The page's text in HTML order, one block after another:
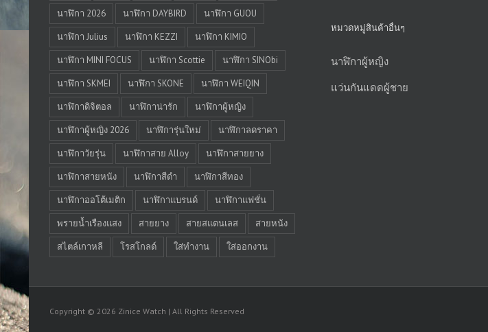
นาฬิกา 2026
นาฬิกา DAYBIRD
นาฬิกา GUOU
นาฬิกา Julius
นาฬิกา KEZZI
นาฬิกา KIMIO
นาฬิกา MINI FOCUS
นาฬิกา Scottie
นาฬิกา SINObi
นาฬิกา SKMEI
นาฬิกา SKONE
นาฬิกา WEIQIN
นาฬิกาดิจิตอล
นาฬิกาน่ารัก
นาฬิกาผู้หญิง
นาฬิกาผู้หญิง 2026
นาฬิการุ่นใหม่
นาฬิกาลดราคา
นาฬิกาวัยรุ่น
นาฬิกาสาย Alloy
นาฬิกาสายยาง
นาฬิกาสายหนัง
นาฬิกาสีดำ
นาฬิกาสีทอง
นาฬิกาออโต้เมติก
นาฬิกาแบรนด์
นาฬิกาแฟชั่น
พรายน้ำเรืองแสง
สายยาง สายสแตนเลส
สายหนัง
สไตล์เกาหลี
โรสโกลด์ ใส่ทำงาน ใส่ออกงาน
หมวดหมู่สินค้าอื่นๆ
นาฬิกาผู้หญิง
แว่นกันแดดผู้ชาย
Copyright © 2026 Zinice Watch | All Rights Reserved